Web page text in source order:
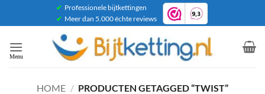
✔ Professionele bijtkettingen
✔ Meer dan 5.000 échte reviews
HOME / PRODUCTEN GETAGGED “TWIST”